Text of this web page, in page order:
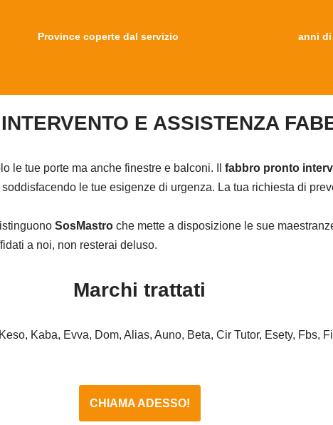
Province coperte dal servizio anni di
E ASSISTENZA
le tue porte ma anche finestre e balconi. Il fabbro pronto
le tue esigenze di urgenza. La tua richiesta di
SosMastro che mette a disposizione le sue
a noi, non resterai deluso.
Marchi trattati
Kaba, Evva, Dom, Alias, Auno, Beta, Cir Tutor, Esety, Fbs,
CHIAMA ADESSO!